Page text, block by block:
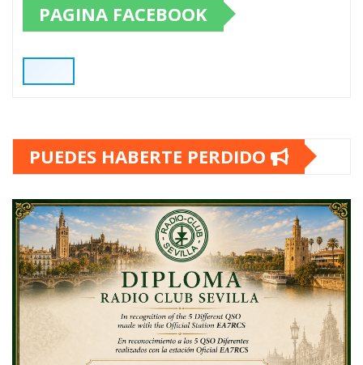
PAGINA FACEBOOK
PUEDES HABERTE PERDIDO